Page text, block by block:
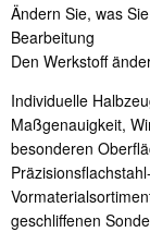
Ändern Sie, was
Bearbeitung
Den Werkstoff
Individuelle
Maßgenauigkeit,
besonderen
geschliffenen